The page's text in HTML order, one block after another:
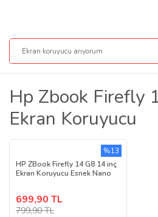
Hp Zbook Firefly
Ekran Koruyucu
HP ZBook Firefly 14 G8 14 inç
Ekran Koruyucu Esnek Nano
699,90 TL
799,90 TL
%13